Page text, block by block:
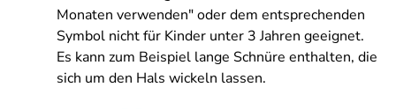
Monaten verwenden" oder dem entsprechenden
Symbol nicht für Kinder unter 3 Jahren geeignet.
Es kann zum Beispiel lange Schnüre enthalten, die
sich um den Hals wickeln lassen.